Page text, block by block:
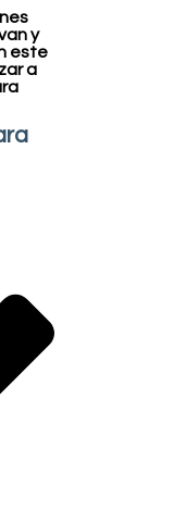
y
este
a